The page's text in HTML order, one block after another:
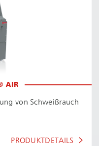
AIR
von Schweißrauch
PRODUKTDETAILS